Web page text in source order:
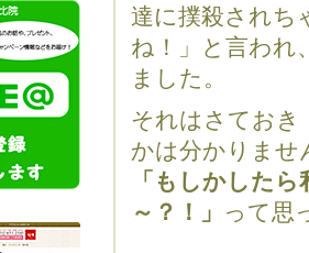
達に撲殺されち
ね！」と言われ
ました。
それはさておき
かは分かりませ
「もしかした
～？！」 って思